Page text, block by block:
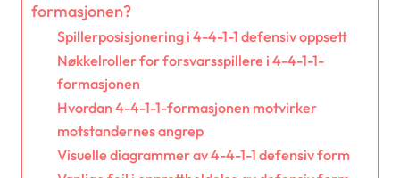
formasjonen?
Spillerposisjonering i 4-4-1-1 defensiv oppsett
Nøkkelroller for forsvarsspillere i 4-4-1-1-
formasjonen
Hvordan 4-4-1-1-formasjonen motvirker
motstandernes angrep
Visuelle diagrammer av 4-4-1-1 defensiv form